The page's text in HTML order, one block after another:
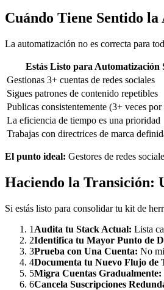
Cuándo Tiene Sentido
La automatización no es correcta para
Estás Listo para Automatización
Gestionas 3+ cuentas de redes sociales
Sigues patrones de contenido repetibles
Publicas consistentemente (3+ veces por
La eficiencia de tiempo es una prioridad
Trabajas con directrices de marca
El punto ideal: Gestores de redes
Haciendo la Transición:
Si estás listo para consolidar tu kit de
1 Audita tu Stack Actual: Lista
2Identifica tu Mayor Punto de
3Prueba con Una Cuenta: No
4Documenta tu Nuevo Flujo de
5Migra Cuentas Gradualmente:
6Cancela Suscripciones